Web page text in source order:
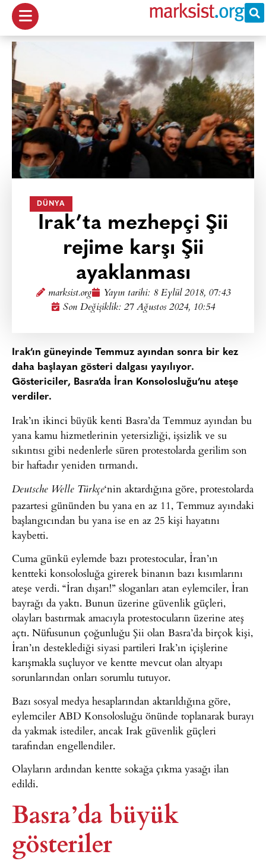
DÜNYA
Irak’ta mezhepçi Şii
rejime karşı Şii
ayaklanması
marksist.org Yayın tarihi: 8 Eylül 2018, 07:43
Son Değişiklik: 27 Ağustos 2024, 10:54
Irak’ın güneyinde Temmuz ayından sonra bir kez
daha başlayan gösteri dalgası yayılıyor.
Göstericiler, Basra’da İran Konsolosluğu’nu ateşe
verdiler.
Irak’ın ikinci büyük kenti Basra’da Temmuz ayından bu
yana kamu hizmetlerinin yetersizliği, işsizlik ve su
sıkıntısı gibi nedenlerle süren protestolarda gerilim son
bir haftadır yeniden tırmandı.
Deutsche Welle Türkçe‘nin aktardığına göre, protestolarda
pazartesi gününden bu yana en az 11, Temmuz ayındaki
başlangıcından bu yana ise en az 25 kişi hayatını
kaybetti.
Cuma günkü eylemde bazı protestocular, İran’ın
kentteki konsolosluğa girerek binanın bazı kısımlarını
ateşe verdi. “İran dışarı!” sloganları atan eylemciler, İran
bayrağı da yaktı. Bunun üzerine güvenlik güçleri,
olayları bastırmak amacıyla protestocuların üzerine ateş
açtı. Nüfusunun çoğunluğu Şii olan Basra’da birçok kişi,
İran’ın desteklediği siyasi partileri Irak’ın içişlerine
karışmakla suçluyor ve kentte mevcut olan altyapı
sorunlarından onları sorumlu tutuyor.
Bazı sosyal medya hesaplarından aktarıldığına göre,
eylemciler ABD Konsolosluğu önünde toplanarak burayı
da yakmak istediler, ancak Irak güvenlik güçleri
tarafından engellendiler.
Olayların ardından kentte sokağa çıkma yasağı ilan
edildi.
Basra’da büyük
gösteriler